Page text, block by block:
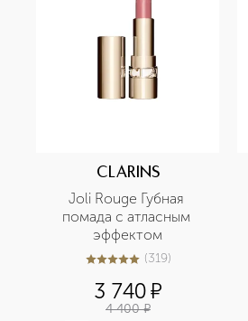
CLARINS
Joli Rouge Губная
помада с атласным
эффектом
4.9из5319 (319)
3 740¤
4 400 ¤